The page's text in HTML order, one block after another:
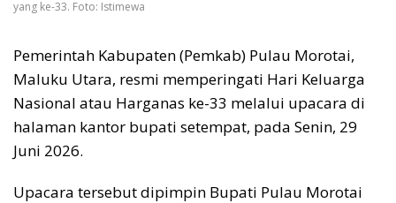
yang ke-33. Foto: Istimewa
Pemerintah Kabupaten (Pemkab) Pulau Morotai,
Maluku Utara, resmi memperingati Hari Keluarga
Nasional atau Harganas ke-33 melalui upacara di
halaman kantor bupati setempat, pada Senin, 29
Juni 2026.
Upacara tersebut dipimpin Bupati Pulau Morotai